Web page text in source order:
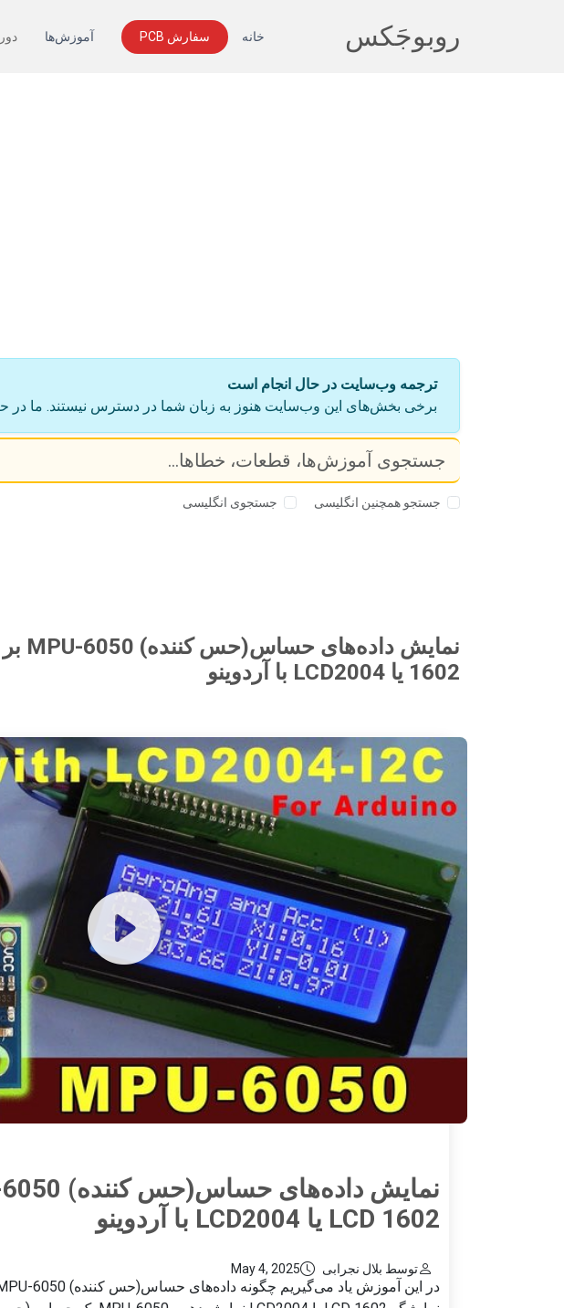
روبوجَکس خانه سفارش PCB آموزش‌ها
ترجمه وب‌سایت در حال انجام است
برخی بخش‌های این وب‌سایت هنوز به زبان شما در دسترس نیستند. ما در
جستجو همچنین انگلیسی جستجوی انگلیسی
1602 یا LCD2004 با آردوینو
LCD 1602 یا LCD2004 با آردوینو
توسط بلال نجرابی May 4, 2025